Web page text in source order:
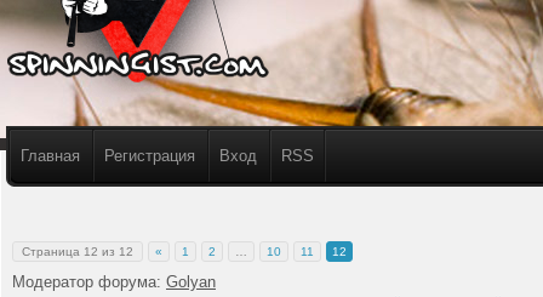
Главная Регистрация Вход RSS
Страница 12 из 12 « 1 2 10 11 12
Модератор форума: Golyan